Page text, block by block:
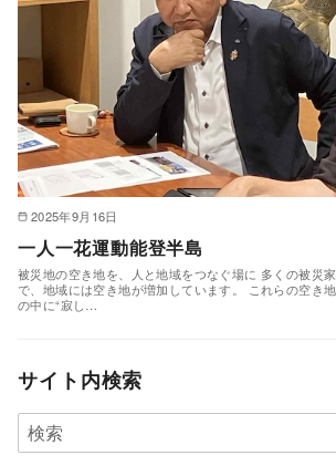
2025年9月16日
一人一花運動能登半島
被災地の空き地を、人と地域をつなぐ場に 多くの被災
で、地域には空き地が増加しています。 これらの空き
の中に“寂し…
サイト内検索